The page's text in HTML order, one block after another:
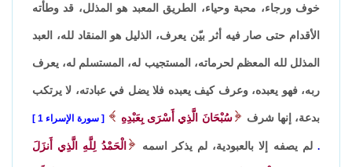
خوف ورجاء، محبة وحياء، الطريق المعبد هو المذلل، قد وطأته
الأقدام حتى صار فيه أثر بيّن يعرف، الذليل هو المنقاد لله، العبد
المذلل لله المعظم لحرماته، المستجيب له، المستسلم له، يعرف
ربه، فهو يعبده، وعرف كيف يعبده فلا يضل في عبادته، لا يرتكب
بدعة، إنها شرف سُبْحَانَ الَّذِي أَسْرَى بِعَبْدِهِ سورة الإسراء 1
.لم يصفه إلا بالعبودية، لم يذكر اسمه الْحَمْدُ لِلَّهِ الَّذِي أَنزَلَ